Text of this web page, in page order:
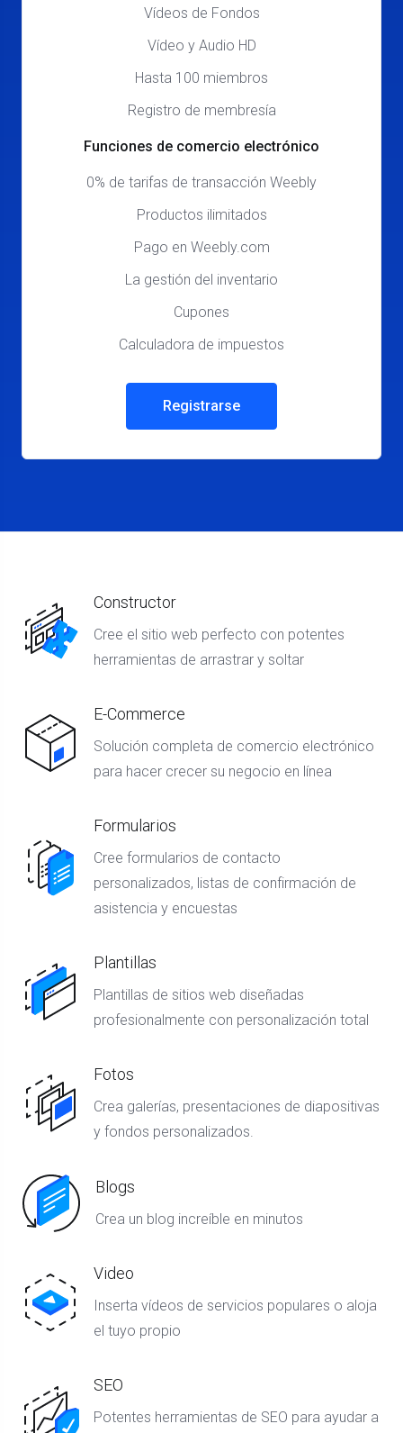
Vídeos de Fondos
Vídeo y Audio HD
Hasta 100 miembros
Registro de membresía
Funciones de comercio electrónico
0% de tarifas de transacción Weebly
Productos ilimitados
Pago en Weebly.com
La gestión del inventario
Cupones
Calculadora de impuestos
Registrarse
Constructor
Cree el sitio web perfecto con potentes
herramientas de arrastrar y soltar
E-Commerce
Solución completa de comercio electrónico
para hacer crecer su negocio en línea
Formularios
Cree formularios de contacto
personalizados, listas de confirmación de
asistencia y encuestas
Plantillas
Plantillas de sitios web diseñadas
profesionalmente con personalización total
Fotos
Crea galerías, presentaciones de diapositivas
y fondos personalizados.
Blogs
Crea un blog increíble en minutos
Video
Inserta vídeos de servicios populares o aloja
el tuyo propio
SEO
Potentes herramientas de SEO para ayudar a